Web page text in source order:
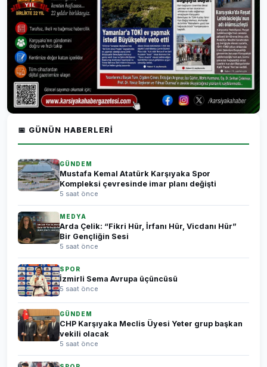
📅 GÜNÜN HABERLERI
GÜNDEM
Mustafa Kemal Atatürk Karşıyaka Spor
Kompleksi çevresinde imar planı değişti
5 saat önce
MEDYA
Arda Çelik: “Fikri Hür, İrfanı Hür, Vicdanı Hür”
Bir Gençliğin Sesi
5 saat önce
SPOR
İzmirli Sema Avrupa üçüncüsü
5 saat önce
GÜNDEM
CHP Karşıyaka Meclis Üyesi Yeter grup başkan
vekili olacak
5 saat önce